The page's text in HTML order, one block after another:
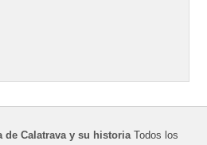
de Calatrava y su historiaTodos los